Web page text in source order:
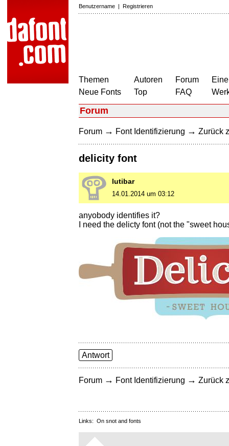
Benutzername | Registrieren
Themen
Neue Fonts
Autoren
Top
Forum
FAQ
Forum
Forum → Font Identifizierung → Zurück
delicity font
lutibar
14.01.2014 um 03:12
anyobody identifies it?
I need the delicty font (not the "sweet
Antwort
Forum → Font Identifizierung → Zurück
Links: On snot and fonts